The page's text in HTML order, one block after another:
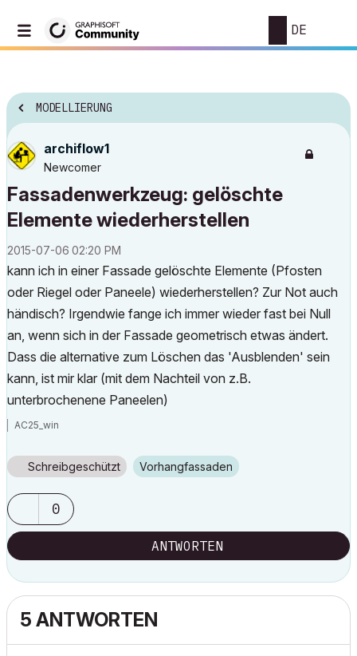
DE
MODELLIERUNG
archiflow1
Newcomer
Fassadenwerkzeug: gelöschte
Elemente wiederherstellen
‎2015-07-06 02:20 PM
kann ich in einer Fassade gelöschte Elemente (Pfosten
oder Riegel oder Paneele) wiederherstellen? Zur Not auch
händisch? Irgendwie fange ich immer wieder fast bei Null
an, wenn sich in der Fassade geometrisch etwas ändert.
Dass die alternative zum Löschen das 'Ausblenden' sein
kann, ist mir klar (mit dem Nachteil von z.B.
unterbrochenene Paneelen)
AC25_win
Schreibgeschützt Vorhangfassaden
0
ANTWORTEN
5 ANTWORTEN